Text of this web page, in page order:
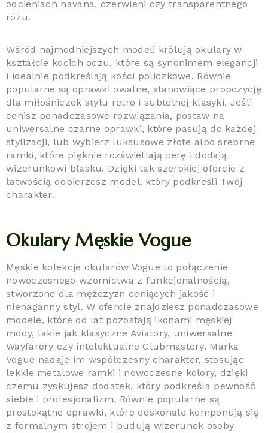
odcieniach havana, czerwieni czy transparentnego
różu.
Wśród najmodniejszych modeli królują okulary w
kształcie kocich oczu, które są synonimem elegancji
i idealnie podkreślają kości policzkowe. Równie
popularne są oprawki owalne, stanowiące propozycję
dla miłośniczek stylu retro i subtelnej klasyki. Jeśli
cenisz ponadczasowe rozwiązania, postaw na
uniwersalne czarne oprawki, które pasują do każdej
stylizacji, lub wybierz luksusowe złote albo srebrne
ramki, które pięknie rozświetlają cerę i dodają
wizerunkowi blasku. Dzięki tak szerokiej ofercie z
łatwością dobierzesz model, który podkreśli Twój
charakter.
Okulary Męskie Vogue
Męskie kolekcje okularów Vogue to połączenie
nowoczesnego wzornictwa z funkcjonalnością,
stworzone dla mężczyzn ceniących jakość i
nienaganny styl. W ofercie znajdziesz ponadczasowe
modele, które od lat pozostają ikonami męskiej
mody, takie jak klasyczne Aviatory, uniwersalne
Wayfarery czy intelektualne Clubmastery. Marka
Vogue nadaje im współczesny charakter, stosując
lekkie metalowe ramki i nowoczesne kolory, dzięki
czemu zyskujesz dodatek, który podkreśla pewność
siebie i profesjonalizm. Równie popularne są
prostokątne oprawki, które doskonale komponują się
z formalnym strojem i budują wizerunek osoby